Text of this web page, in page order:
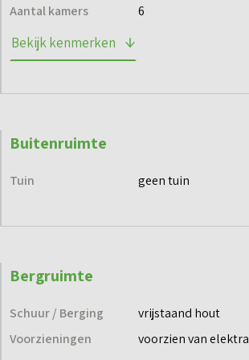
via de projectwebsite en blijf op de hoogte.
Aantal kamers 6
Bekijk kenmerken
Buitenruimte
Tuin geen tuin
Bergruimte
Schuur / Berging
vrijstaand hout
Voorzieningen
voorzien van elektra